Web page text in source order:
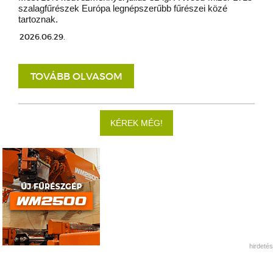
szalagfűrészek Európa legnépszerűbb fűrészei közé
tartoznak.
2026.06.29.
TOVÁBB OLVASOM
KÉREK MÉG!
hirdetés